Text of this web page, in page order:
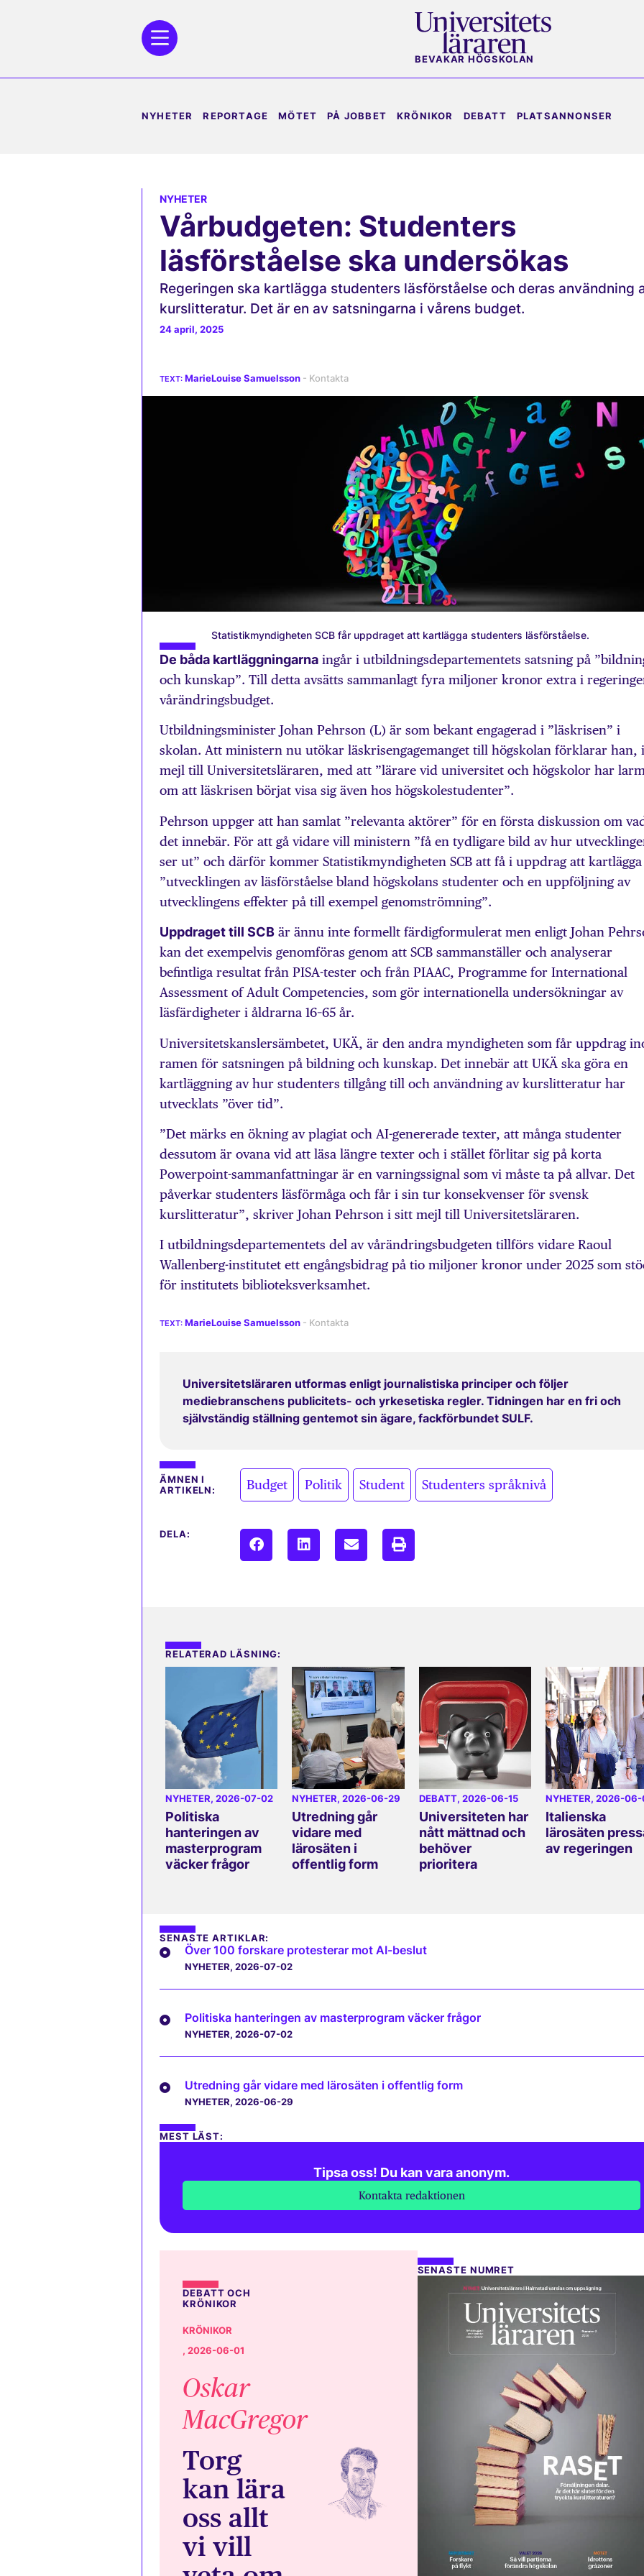
BEVAKAR HÖGSKOLAN
NYHETER REPORTAGE MÖTET PÅ JOBBET KRÖNIKOR DEBATT PLATSANNONSER
NYHETER
Vårbudgeten: Studenters
läsförståelse ska undersökas
Regeringen ska kartlägga studenters läsförståelse och deras användning
kurslitteratur. Det är en av satsningarna i vårens budget.
24 april, 2025
MarieLouise Samuelsson
Statistikmyndigheten SCB får uppdraget att kartlägga studenters läsförståelse.
De båda kartläggningarna ingår i utbildningsdepartementets satsning på
och kunskap”. Till detta avsätts sammanlagt fyra miljoner kronor extra i
vårändringsbudget.
Utbildningsminister Johan Pehrson (L) är som bekant engagerad i ”läskrisen” i
skolan. Att ministern nu utökar läskrisengagemanget till högskolan förklarar han,
mejl till Universitetsläraren, med att ”lärare vid universitet och högskolor har
om att läskrisen börjat visa sig även hos högskolestudenter”.
Pehrson uppger att han samlat ”relevanta aktörer” för en första diskussion om
det innebär. För att gå vidare vill ministern ”få en tydligare bild av hur
ser ut” och därför kommer Statistikmyndigheten SCB att få i uppdrag att kartlägga
”utvecklingen av läsförståelse bland högskolans studenter och en uppföljning av
utvecklingens effekter på till exempel genomströmning”.
Uppdraget till SCB är ännu inte formellt färdigformulerat men enligt Johan
kan det exempelvis genomföras genom att SCB sammanställer och analyserar
befintliga resultat från PISA-tester och från PIAAC, Programme for International
Assessment of Adult Competencies, som gör internationella undersökningar av
läsfärdigheter i åldrarna 16–65 år.
Universitetskanslersämbetet, UKÄ, är den andra myndigheten som får uppdrag
ramen för satsningen på bildning och kunskap. Det innebär att UKÄ ska göra en
kartläggning av hur studenters tillgång till och användning av kurslitteratur har
utvecklats ”över tid”.
”Det märks en ökning av plagiat och AI-genererade texter, att många studenter
dessutom är ovana vid att läsa längre texter och i stället förlitar sig på korta
Powerpoint-sammanfattningar är en varningssignal som vi måste ta på allvar. Det
påverkar studenters läsförmåga och får i sin tur konsekvenser för svensk
kurslitteratur”, skriver Johan Pehrson i sitt mejl till Universitetsläraren.
I utbildningsdepartementets del av vårändringsbudgeten tillförs vidare Raoul
Wallenberg-institutet ett engångsbidrag på tio miljoner kronor under 2025 som
för institutets biblioteksverksamhet.
MarieLouise Samuelsson
Universitetsläraren utformas enligt journalistiska principer och följer
mediebranschens publicitets- och yrkesetiska regler. Tidningen har en fri och
självständig ställning gentemot sin ägare, fackförbundet SULF.
ÄMNEN I
ARTIKELN:
Budget Politik Student Studenters språknivå
DELA:
RELATERAD LÄSNING:
NYHETER, 2026-07-02
Politiska
hanteringen av
masterprogram
väcker frågor
NYHETER, 2026-06-29
Utredning går
vidare med
lärosäten i
offentlig form
DEBATT, 2026-06-15
Universiteten har
nått mättnad och
behöver
prioritera
NYHETER, 2026-06-
Italienska
lärosäten
av regeringen
SENASTE ARTIKLAR:
Över 100 forskare protesterar mot AI-beslut
NYHETER, 2026-07-02
Politiska hanteringen av masterprogram väcker frågor
NYHETER, 2026-07-02
Utredning går vidare med lärosäten i offentlig form
NYHETER, 2026-06-29
MEST LÄST:
Tipsa oss! Du kan vara anonym.
Kontakta redaktionen
DEBATT OCH
KRÖNIKOR
KRÖNIKOR
, 2026-06-01
Oskar
MacGregor
Torg
kan lära
oss allt
vi vill
SENASTE NUMRET